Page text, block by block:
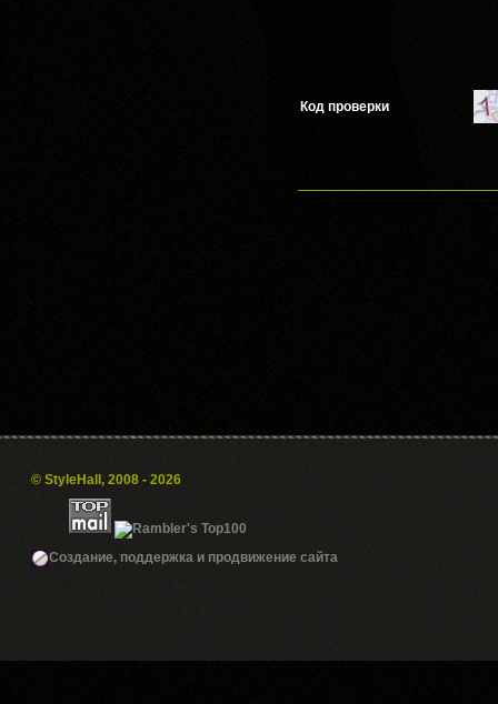
Код проверки
© StyleHall, 2008 - 2026
Создание, поддержка и продвижение сайта